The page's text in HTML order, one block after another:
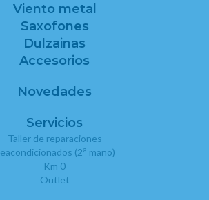
Viento metal
Saxofones
Dulzainas
Accesorios
Novedades
Servicios
Taller de reparaciones
(2a mano)
Km 0
Outlet